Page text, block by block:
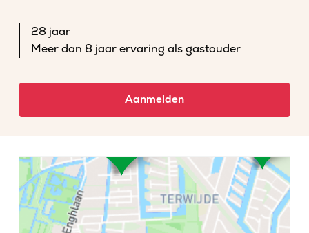
28 jaar
Meer dan 8 jaar ervaring als gastouder
Aanmelden